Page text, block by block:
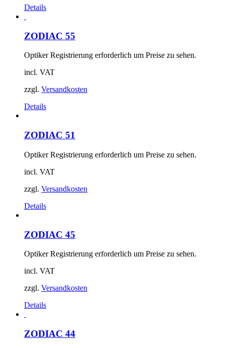
Details
ZODIAC 55
Optiker Registrierung erforderlich um Preise zu sehen.
incl. VAT
zzgl. Versandkosten
Details
ZODIAC 51
Optiker Registrierung erforderlich um Preise zu sehen.
incl. VAT
zzgl. Versandkosten
Details
ZODIAC 45
Optiker Registrierung erforderlich um Preise zu sehen.
incl. VAT
zzgl. Versandkosten
Details
ZODIAC 44